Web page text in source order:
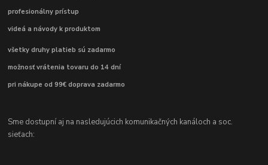
profesionálny prístup
videá a návody k produktom
všetky druhy platieb sú zadarmo
možnosť vrátenia tovaru do 14 dní
pri nákupe od 99€ doprava zadarmo
Sme dostupní aj na nasledujúcich komunikačných kanáloch a soc.
sieťach: